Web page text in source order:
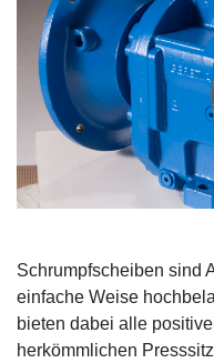
Schrumpfscheiben sind
einfache Weise
bieten dabei alle
herkömmlichen